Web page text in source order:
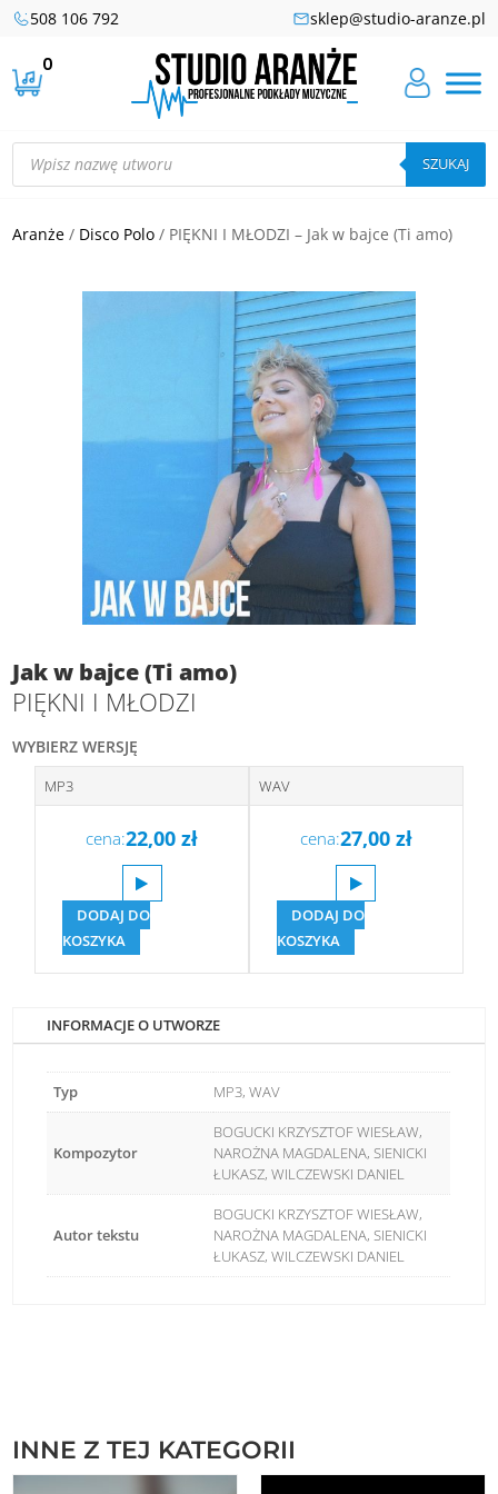
508 106 792 sklep@studio-aranze.pl
0
Wyszukiwarka
produktów SZUKAJ
Aranże / Disco Polo / PIĘKNI I MŁODZI – Jak w bajce (Ti amo)
Jak w bajce (Ti amo)
PIĘKNI I MŁODZI
WYBIERZ WERSJĘ
MP3
cena:22,00zł
DODAJ DO
KOSZYKA
WAV
cena:27,00 zł
DODAJ DO
KOSZYKA
INFORMACJE O UTWORZE
Typ MP3, WAV
Kompozytor
BOGUCKI KRZYSZTOF WIESŁAW,
NAROŻNA MAGDALENA, SIENICKI
ŁUKASZ, WILCZEWSKI DANIEL
Autor tekstu
BOGUCKI KRZYSZTOF WIESŁAW,
NAROŻNA MAGDALENA, SIENICKI
ŁUKASZ, WILCZEWSKI DANIEL
INNE Z TEJ KATEGORII